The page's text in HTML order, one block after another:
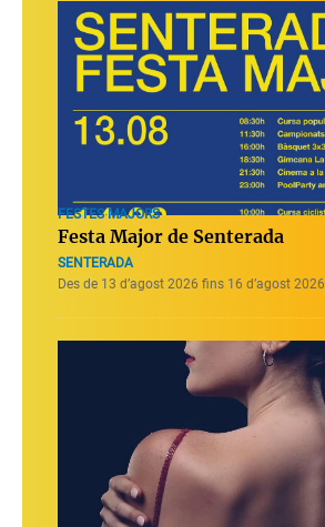
FESTES MAJORS
Festa Major de Senterada
SENTERADA
Des de 13 d’agost 2026 fins 16 d’agost 2026